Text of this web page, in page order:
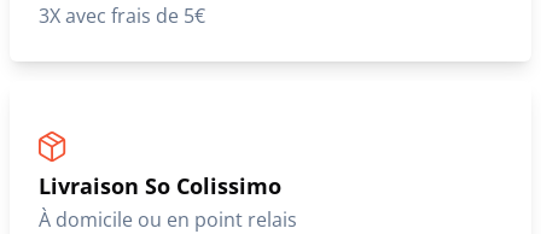
3X avec frais de 5€
Livraison So Colissimo
À domicile ou en point relais